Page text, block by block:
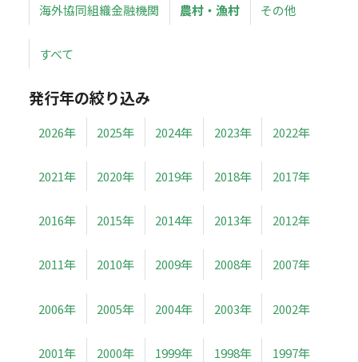
海外協同組織金融機関 農村・漁村 その他
すべて
発行年の絞り込み
2026年 2025年 2024年 2023年 2022年
2021年 2020年 2019年 2018年 2017年
2016年 2015年 2014年 2013年 2012年
2011年 2010年 2009年 2008年 2007年
2006年 2005年 2004年 2003年 2002年
2001年 2000年 1999年 1998年 1997年